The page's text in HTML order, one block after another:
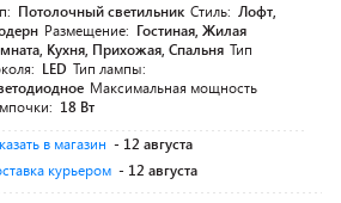
Потолочный светильник Стиль: Лофт,
Размещение: Гостиная, Жилая
Кухня, Прихожая, Спальня Тип
LED Тип лампы:
Максимальная мощность
18 Вт
в магазин - 12 августа
курьером - 12 августа